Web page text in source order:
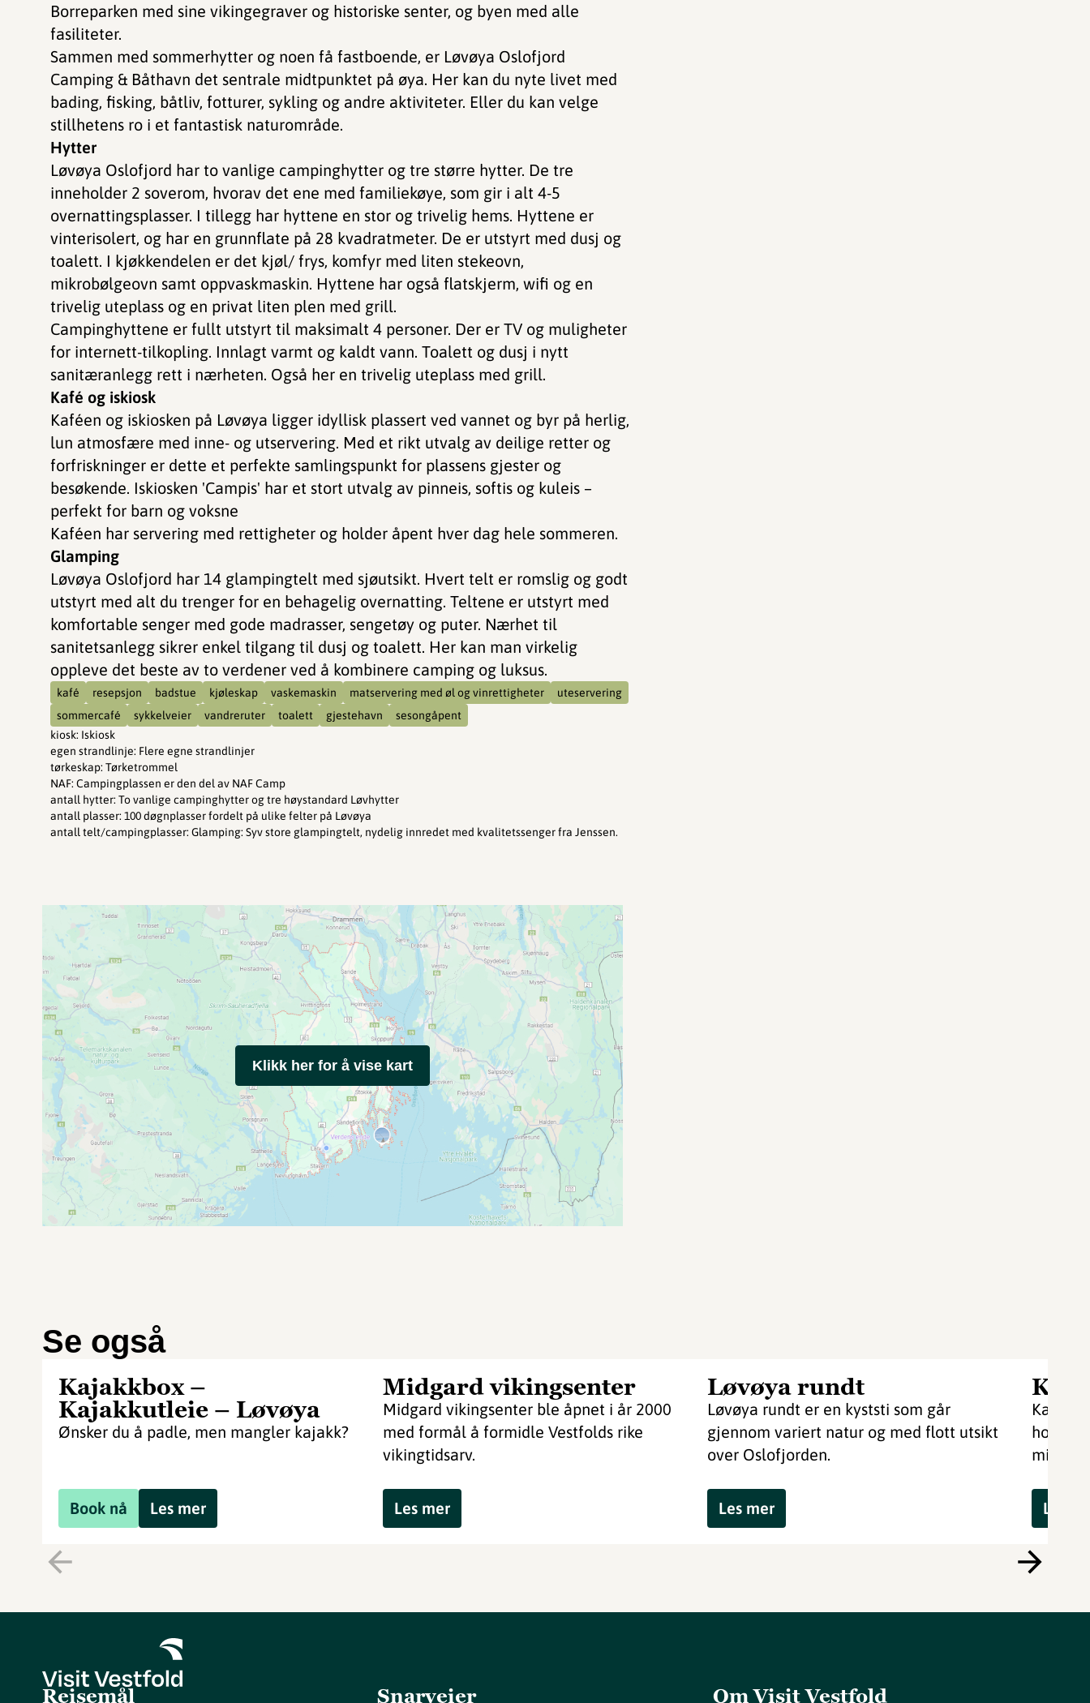
Borreparken med sine vikingegraver og historiske senter, og byen med alle
fasiliteter.
Sammen med sommerhytter og noen få fastboende, er Løvøya Oslofjord
Camping & Båthavn det sentrale midtpunktet på øya. Her kan du nyte livet med
bading, fisking, båtliv, fotturer, sykling og andre aktiviteter. Eller du kan velge
stillhetens ro i et fantastisk naturområde.
Hytter
Løvøya Oslofjord har to vanlige campinghytter og tre større hytter. De tre
inneholder 2 soverom, hvorav det ene med familiekøye, som gir i alt 4-5
overnattingsplasser. I tillegg har hyttene en stor og trivelig hems. Hyttene er
vinterisolert, og har en grunnflate på 28 kvadratmeter. De er utstyrt med dusj og
toalett. I kjøkkendelen er det kjøl/ frys, komfyr med liten stekeovn,
mikrobølgeovn samt oppvaskmaskin. Hyttene har også flatskjerm, wifi og en
trivelig uteplass og en privat liten plen med grill.
Campinghyttene er fullt utstyrt til maksimalt 4 personer. Der er TV og muligheter
for internett-tilkopling. Innlagt varmt og kaldt vann. Toalett og dusj i nytt
sanitæranlegg rett i nærheten. Også her en trivelig uteplass med grill.
Kafé og iskiosk
Kaféen og iskiosken på Løvøya ligger idyllisk plassert ved vannet og byr på herlig,
lun atmosfære med inne- og utservering. Med et rikt utvalg av deilige retter og
forfriskninger er dette et perfekte samlingspunkt for plassens gjester og
besøkende. Iskiosken 'Campis' har et stort utvalg av pinneis, softis og kuleis –
perfekt for barn og voksne
Kaféen har servering med rettigheter og holder åpent hver dag hele sommeren.
Glamping
Løvøya Oslofjord har 14 glampingtelt med sjøutsikt. Hvert telt er romslig og godt
utstyrt med alt du trenger for en behagelig overnatting. Teltene er utstyrt med
komfortable senger med gode madrasser, sengetøy og puter. Nærhet til
sanitetsanlegg sikrer enkel tilgang til dusj og toalett. Her kan man virkelig
oppleve det beste av to verdener ved å kombinere camping og luksus.
kafé resepsjon badstue kjøleskap vaskemaskin matservering med øl og vinrettigheter
uteservering
sommercafé
sykkelveier vandreruter toalett gjestehavn
sesongåpent
kiosk: Iskiosk
egen strandlinje: Flere egne strandlinjer
tørkeskap: Tørketrommel
NAF: Campingplassen er den del av NAF Camp
antall hytter: To vanlige campinghytter og tre høystandard Løvhytter
antall plasser: 100 døgnplasser fordelt på ulike felter på Løvøya
antall telt/campingplasser: Glamping: Syv store glampingtelt, nydelig innredet med kvalitetssenger fra Jenssen.
Klikk her for å vise kart
Se også
Kajakkbox –
Kajakkutleie – Løvøya
Ønsker du å padle, men mangler kajakk?
Book nå Les mer
Midgard vikingsenter
Midgard vikingsenter ble åpnet i år 2000
med formål å formidle Vestfolds rike
vikingtidsarv.
Les mer
Løvøya rundt
Løvøya rundt er en kyststi som går
gjennom variert natur og med flott utsikt
over Oslofjorden.
Les mer Les
Reisemål Snarveier Om Visit Vestfold